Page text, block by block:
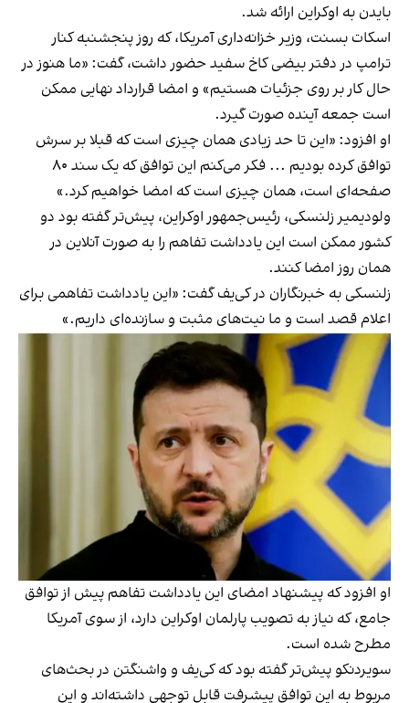
بایدن به اوکراین ارائه شد.
اسکات بسنت، وزیر خزانه‌داری آمریکا، که روز پنجشنبه کنار
ترامپ در دفتر بیضی کاخ سفید حضور داشت، گفت: «ما هنوز در
حال کار بر روی جزئیات هستیم» و امضا قرارداد نهایی ممکن
است جمعه آینده صورت گیرد.
او افزود: «این تا حد زیادی همان چیزی است که قبلا بر سرش
توافق کرده بودیم ... فکر می‌کنم این توافق که یک سند ۸۰
صفحه‌ای است، همان چیزی است که امضا خواهیم کرد.»
ولودیمیر زلنسکی، رئیس‌جمهور اوکراین، پیش‌تر گفته بود دو
کشور ممکن است این یادداشت تفاهم را به صورت آنلاین در
همان روز امضا کنند.
زلنسکی به خبرنگاران در کی‌یف گفت: «این یادداشت تفاهمی برای
اعلام قصد است و ما نیت‌های مثبت و سازنده‌ای داریم.»
او افزود که پیشنهاد امضای این یادداشت تفاهم پیش از توافق
جامع، که نیاز به تصویب پارلمان اوکراین دارد، از سوی آمریکا
مطرح شده است.
سویردنکو پیش‌تر گفته بود که کی‌یف و واشنگتن در بحث‌های
مربوط به این توافق پیشرفت قابل توجهی داشته‌اند و این